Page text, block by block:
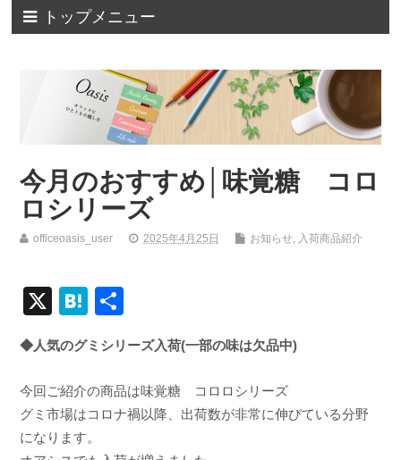
トップメニュー
今月のおすすめ│味覚糖 コロ
ロシリーズ
officeoasis_user 2025年4月25日 お知らせ, 入荷商品紹介
X
H
e
n
a
◆人気のグミシリーズ入荷(一部の味は欠品中)
今回ご紹介の商品は味覚糖 コロロシリーズ
グミ市場はコロナ禍以降、出荷数が非常に伸びている分野
になります。